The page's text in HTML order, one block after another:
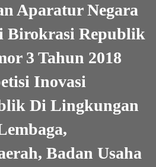
Aparatur Negara
Birokrasi Republik
3 Tahun 2018
Inovasi
Di Lingkungan
Badan Usaha